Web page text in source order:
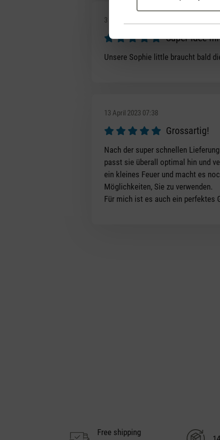
3 October 2023 14:23
Review with rating of 5 out of 5
Super Idee
Unsere Sophie little braucht bald
13 April 2023 07:38
Review with rating of 5 out of 5
Grossartig!
Nach der super schnellen
passt sie überall optimal hin und
ein kleines Feuer und macht es
Möglichkeiten, Sie zu verwenden.
Für mich ist es auch ein perfektes
Free shipping